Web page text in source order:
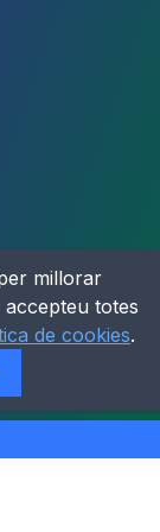
millorar
totes
de cookies.